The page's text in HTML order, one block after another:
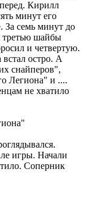
Кирилл
минут его
За семь минут до
третью шайбы
и четвертую.
остро. А
снайперов",
Легиона" и ....
не хватило
игры. Начали
Соперник